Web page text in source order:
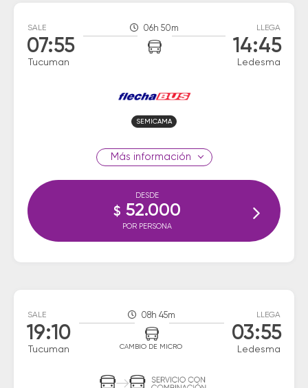
SALE
07:55
Tucuman
06h 50m LLEGA
14:45
Ledesma
SEMICAMA
información
DESDE
$ 52.000
POR PERSONA
SALE
19:10
Tucuman
08h 45m
CAMBIO DE MICRO
LLEGA
03:55
Ledesma